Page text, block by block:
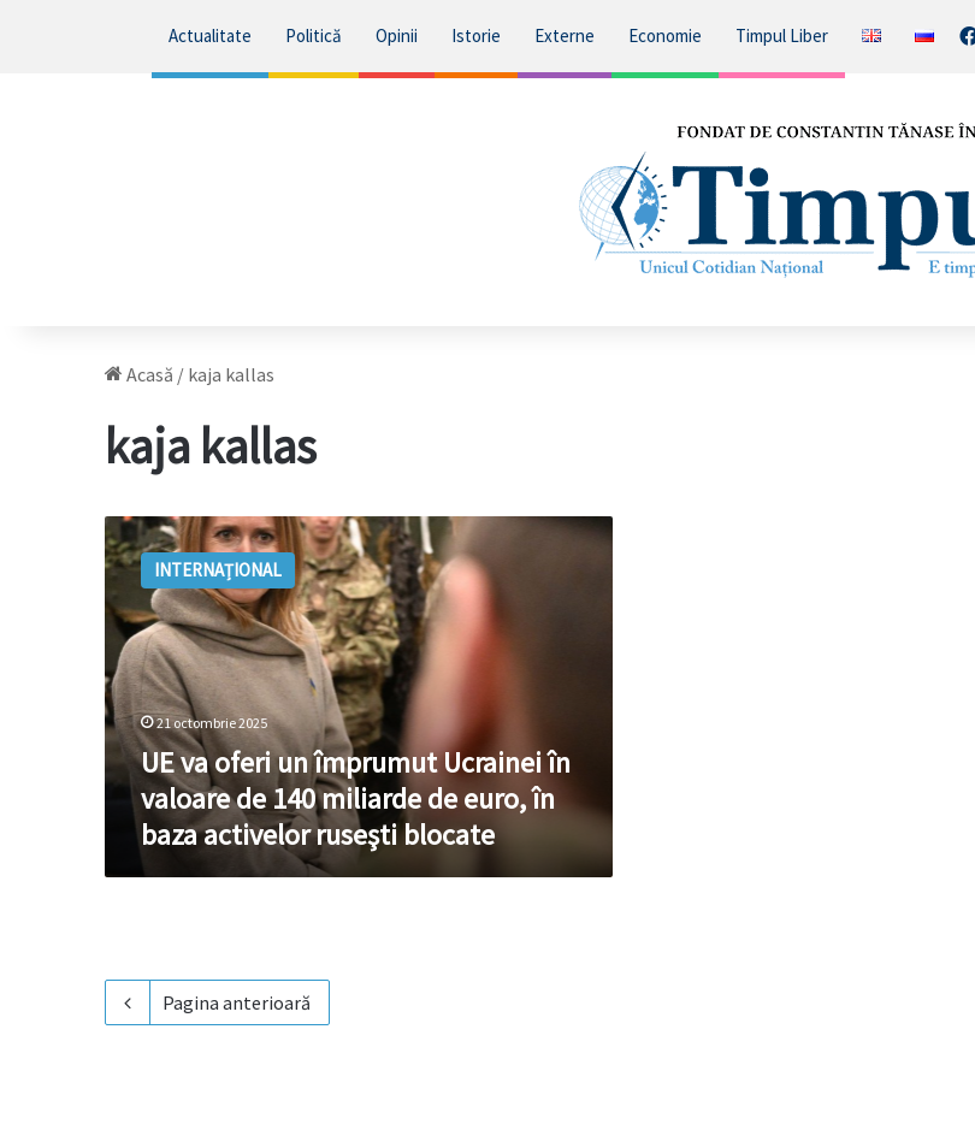
Actualitate Politică Opinii Istorie Externe Economie Timpul Liber
Acasă / kaja kallas
kaja kallas
UE
va
oferi
un
împrumut
Ucrainei
în
valoare
de
140
miliarde
euro,
baza
INTERNAȚIONAL
21 octombrie 2025
UE va oferi un împrumut Ucrainei în
valoare de 140 miliarde de euro, în
baza activelor ruseşti blocate
Pagina anterioară